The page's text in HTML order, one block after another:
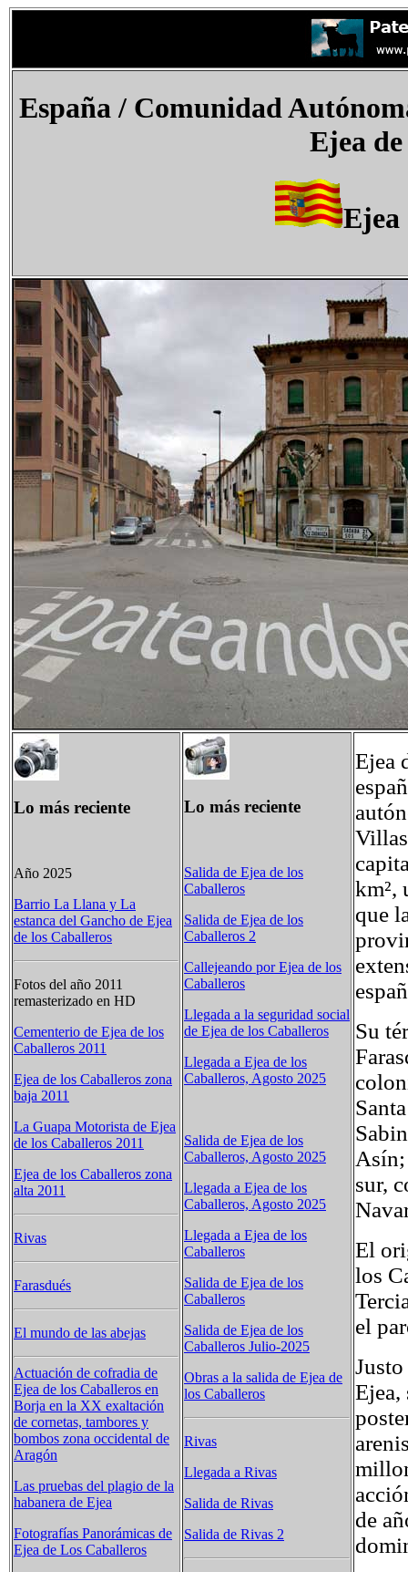
España/ Comunidad
Ejea
Ejea
Lo más reciente
Año 2025
Barrio La Llana y La
estanca del Gancho de Ejea
de los Caballeros
Fotos del año 2011
remasterizado en HD
Cementerio de Ejea de los
Caballeros 2011
Ejea de los Caballeros zona
baja 2011
La Guapa Motorista de Ejea
de los Caballeros 2011
Ejea de los Caballeros zona
alta 2011
Rivas
Farasdués
El mundo de las abejas
Actuación de cofradia de
Ejea de los Caballeros en
Borja en la XX exaltación
de cornetas, tambores y
bombos zona occidental de
Aragón
Las pruebas del plagio de la
habanera de Ejea
Fotografías Panorámicas de
Ejea de Los Caballeros
Lo más reciente
Salida de Ejea de los
Caballeros
Salida de Ejea de los
Caballeros 2
Callejeando por Ejea de los
Caballeros
Llegada a la seguridad social
de Ejea de los Caballeros
Llegada a Ejea de los
Caballeros, Agosto 2025
Salida de Ejea de los
Caballeros, Agosto 2025
Llegada a Ejea de los
Caballeros, Agosto 2025
Llegada a Ejea de los
Caballeros
Salida de Ejea de los
Caballeros
Salida de Ejea de los
Caballeros Julio-2025
Obras a la salida de Ejea de
los Caballeros
Rivas
Llegada a Rivas
Salida de Rivas
Salida de Rivas 2
Ejea
km²,
que
Su
Asín;
sur,
El
los
el
Ejea,
de